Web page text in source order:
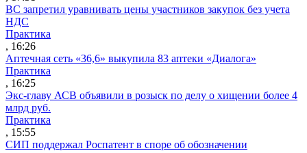
ВС запретил уравнивать цены участников закупок без учета
НДС
Практика
, 16:26
Аптечная сеть «36,6» выкупила 83 аптеки «Диалога»
Практика
, 16:25
Экс-главу АСВ объявили в розыск по делу о хищении более 4
млрд руб.
Практика
, 15:55
СИП поддержал Роспатент в споре об обозначении